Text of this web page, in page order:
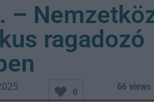
–
ragadozó
0
66 views